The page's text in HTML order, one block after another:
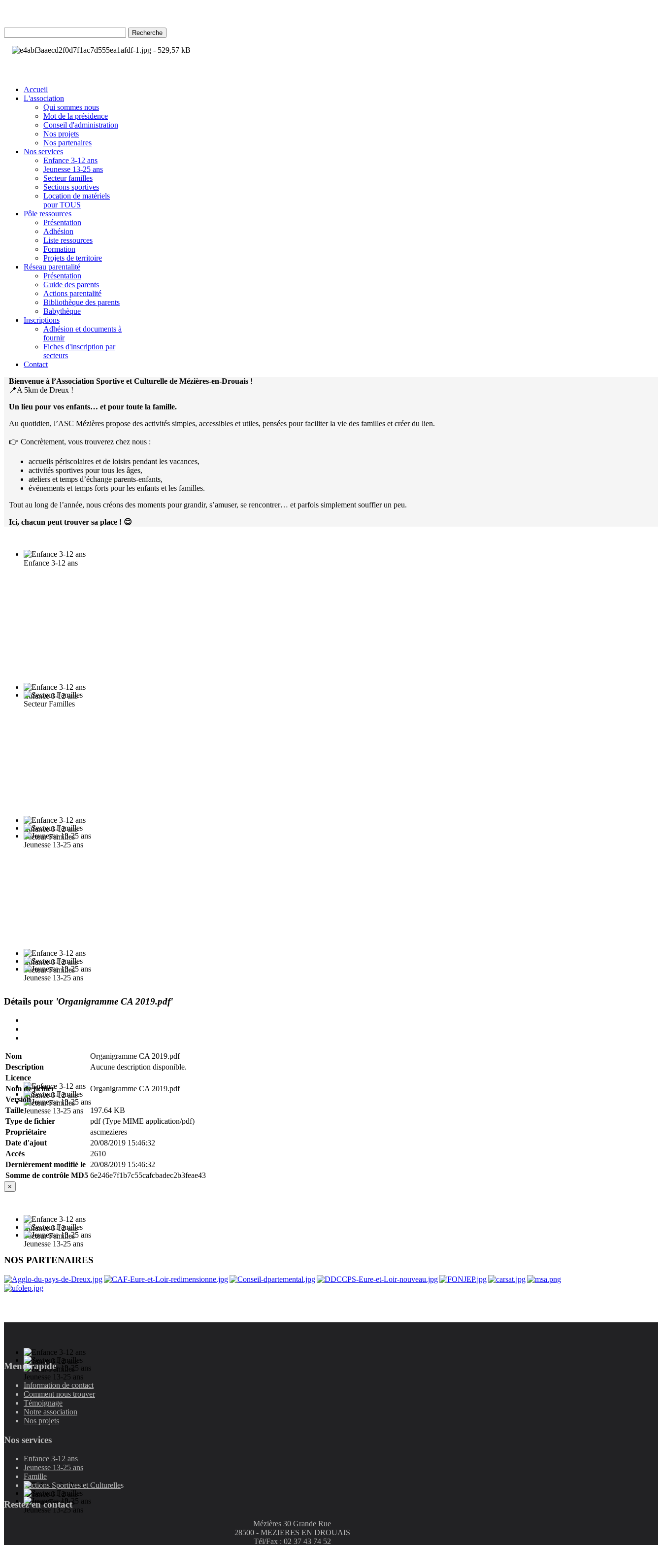
Recherche
Accueil
L'association
Qui sommes nous
Mot de la présidence
Conseil d'administration
Nos projets
Nos partenaires
Nos services
Enfance 3-12 ans
Jeunesse 13-25 ans
Secteur familles
Sections sportives
Location de matériels
pour TOUS
Pôle ressources
Présentation
Adhésion
Liste ressources
Formation
Projets de territoire
Réseau parentalité
Présentation
Guide des parents
Actions parentalité
Bibliothèque des parents
Babythèque
Inscriptions
Adhésion et documents à
fournir
Fiches d'inscription par
secteurs
Contact
Bienvenue à l’Association Sportive et Culturelle de Mézières-en-Drouais !
📍A 5km de Dreux !
Un lieu pour vos enfants… et pour toute la famille.
Au quotidien, l’ASC Mézières propose des activités simples, accessibles et utiles, pensées pour faciliter la vie des familles et créer du lien.
👉 Concrètement, vous trouverez chez nous :
accueils périscolaires et de loisirs pendant les vacances,
activités sportives pour tous les âges,
ateliers et temps d’échange parents-enfants,
événements et temps forts pour les enfants et les familles.
Tout au long de l’année, nous créons des moments pour grandir, s’amuser, se rencontrer… et parfois simplement souffler un peu.
Ici, chacun peut trouver sa place ! 😊
Enfance 3-12 ans
Enfance 3-12 ans
Enfance 3-12 ans
Enfance 3-12 ans
Enfance 3-12 ans
Enfance 3-12 ans
Enfance 3-12 ans
Enfance 3-12 ans
Secteur Familles
Secteur Familles
Secteur Familles
Secteur Familles
Secteur Familles
Secteur Familles
Secteur Familles
Jeunesse 13-25 ans
Jeunesse 13-25 ans
Jeunesse 13-25 ans
Jeunesse 13-25 ans
Jeunesse 13-25 ans
Jeunesse 13-25 ans
Détails pour 'Organigramme CA 2019.pdf'
Nom
Organigramme CA 2019.pdf
Description
Aucune description disponible.
Licence
Nom de fichier
Organigramme CA 2019.pdf
Version
Taille
197.64 KB
Type de fichier
pdf (Type MIME application/pdf)
Propriétaire
ascmezieres
Date d'ajout
20/08/2019 15:46:32
Accès
2610
Dernièrement modifié le 20/08/2019 15:46:32
Somme de contrôle MD5 6e246e7f1b7c55cafcbadec2b3feae43
×
NOS PARTENAIRES
Menu rapide
Information de contact
Comment nous trouver
Témoignage
Notre association
Nos projets
Nos services
Enfance 3-12 ans
Jeunesse 13-25 ans
Famille
Sections Sportives et Culturelles
Restez en contact
Mézières 30 Grande Rue
28500 - MEZIERES EN DROUAIS
Tél/Fax : 02 37 43 74 52